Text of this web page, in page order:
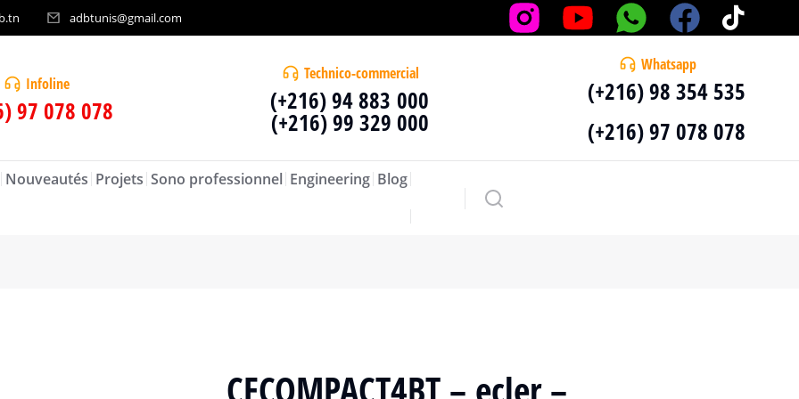
adbtunis@gmail.com
Infoline
97 078 078
Technico-commercial
(+216) 94 883 000
(+216) 99 329 000
Whatsapp
(+216) 98 354 535
(+216) 97 078 078
Nouveautés Projets Sono professionnel Engineering Blog